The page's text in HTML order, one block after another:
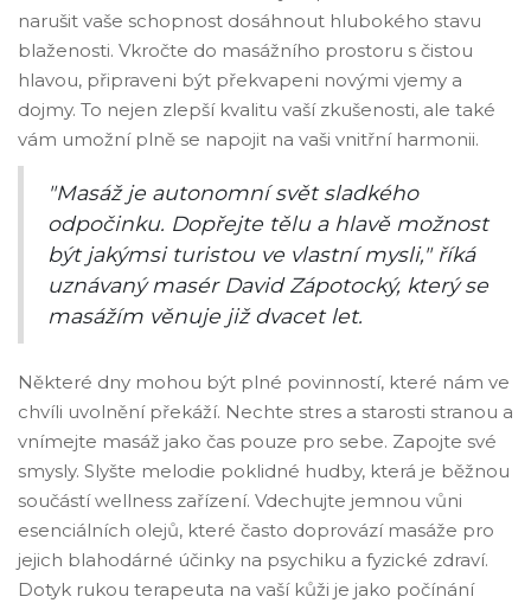
narušit vaše schopnost dosáhnout hlubokého stavu
blaženosti. Vkročte do masážního prostoru s čistou
hlavou, připraveni být překvapeni novými vjemy a
dojmy. To nejen zlepší kvalitu vaší zkušenosti, ale také
vám umožní plně se napojit na vaši vnitřní harmonii.
"Masáž je autonomní svět sladkého
odpočinku. Dopřejte tělu a hlavě možnost
být jakýmsi turistou ve vlastní mysli," říká
uznávaný masér David Zápotocký, který se
masážím věnuje již dvacet let.
Některé dny mohou být plné povinností, které nám ve
chvíli uvolnění překáží. Nechte stres a starosti stranou a
vnímejte masáž jako čas pouze pro sebe. Zapojte své
smysly. Slyšte melodie poklidné hudby, která je běžnou
součástí wellness zařízení. Vdechujte jemnou vůni
esenciálních olejů, které často doprovází masáže pro
jejich blahodárné účinky na psychiku a fyzické zdraví.
Dotyk rukou terapeuta na vaší kůži je jako počínání